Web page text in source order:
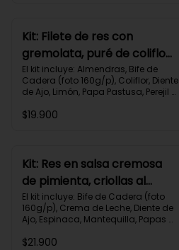
Proteínas 29g
Kit: Filete de res con
gremolata, puré de coliflor
y cherrys-71
El kit incluye: Almendras, Bife de
Cadera (foto 160g/p), Coliflor, Diente
de Ajo, Limón, Papa Pastusa, Perejil
Cherry, Receta Impresa.
$19.900
Kit: Res en salsa cremosa
de pimienta, criollas al
romero y verduras-105
El kit incluye: Bife de Cadera (foto
160g/p), Crema de Leche, Diente de
Ajo, Espinaca, Mantequilla, Papas
Fresco, Zanahoria, Receta Impresa.
$21.900